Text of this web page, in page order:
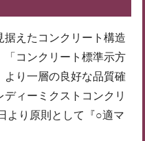
えたコンクリート構造
「コンクリート標準示方
り一層の良好な品質確
ィーミクストコンクリ
より原則として『○適マ